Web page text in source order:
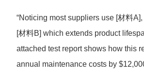
“Noticing most suppliers use [材料
[材料B] which extends product
attached test report shows how this
annual maintenance costs by